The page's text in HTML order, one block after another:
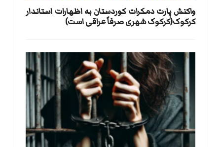
واکنش پارت دمکرات کوردستان به اظهارات استاندار
کرکوک(کرکوک شهری صرفاً عراقی است)